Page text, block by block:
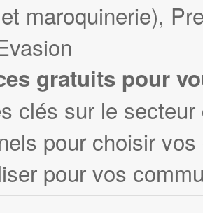
maroquinerie),
gratuits pour
clés sur le
pour choisir
pour vos